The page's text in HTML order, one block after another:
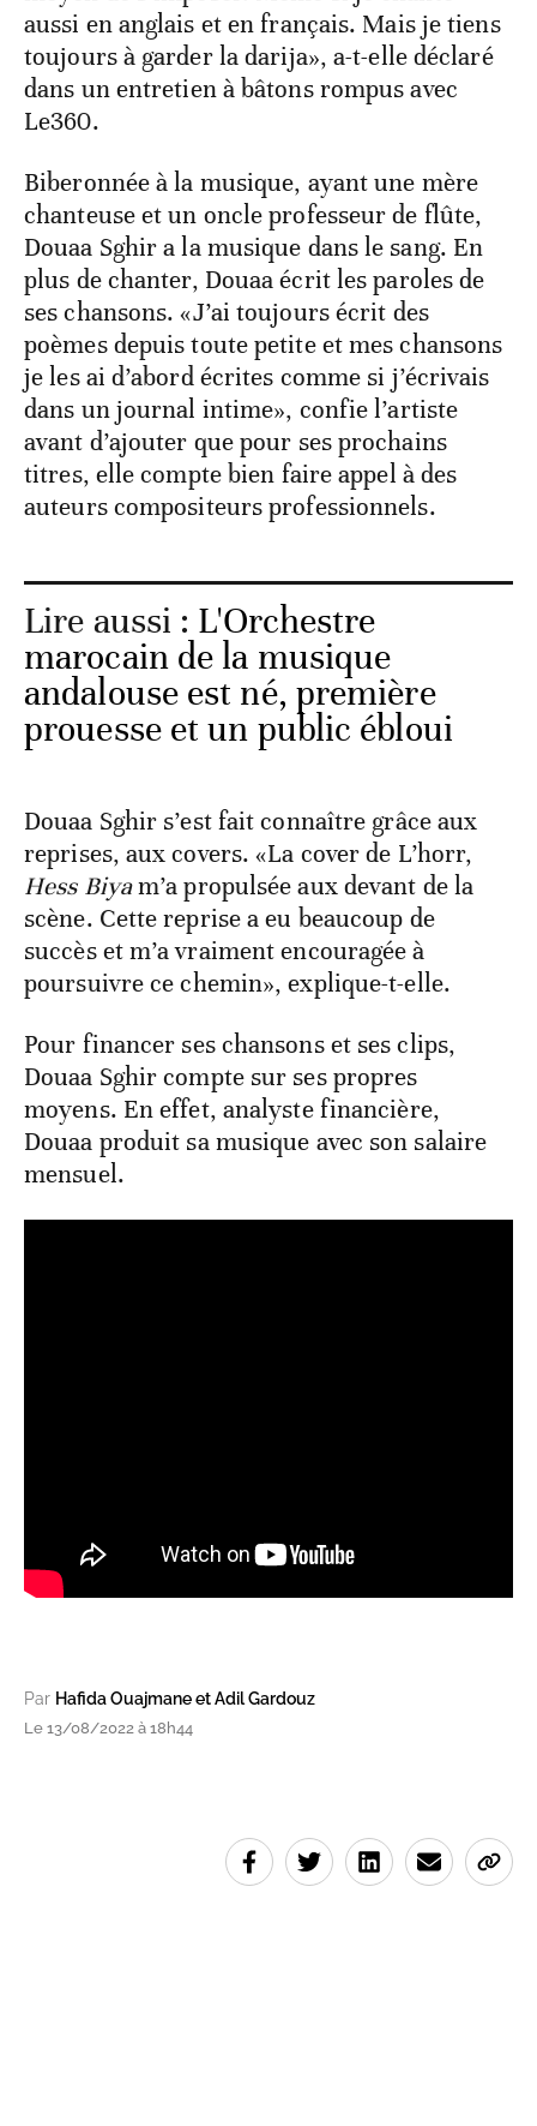
aussi en anglais et en français. Mais je tiens
toujours à garder la darija», a-t-elle déclaré
dans un entretien à bâtons rompus avec
Le360.
Biberonnée à la musique, ayant une mère
chanteuse et un oncle professeur de flûte,
Douaa Sghir a la musique dans le sang. En
plus de chanter, Douaa écrit les paroles de
ses chansons. «J’ai toujours écrit des
poèmes depuis toute petite et mes chansons
je les ai d’abord écrites comme si j’écrivais
dans un journal intime», confie l’artiste
avant d’ajouter que pour ses prochains
titres, elle compte bien faire appel à des
auteurs compositeurs professionnels.
Lire aussi : L'Orchestre
marocain de la musique
andalouse est né, première
prouesse et un public ébloui
Douaa Sghir s’est fait connaître grâce aux
reprises, aux covers. «La cover de L’horr,
Hess Biyam’a propulsée aux devant de la
scène. Cette reprise a eu beaucoup de
succès et m’a vraiment encouragée à
poursuivre ce chemin», explique-t-elle.
Pour financer ses chansons et ses clips,
Douaa Sghir compte sur ses propres
moyens. En effet, analyste financière,
Douaa produit sa musique avec son salaire
mensuel.
Par Hafida Ouajmane et Adil Gardouz
Le 13/08/2022 à 18h44